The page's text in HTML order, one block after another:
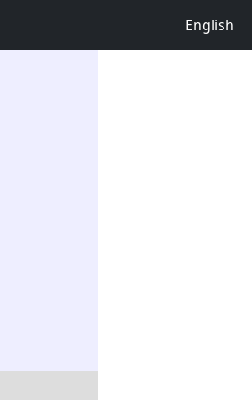
English